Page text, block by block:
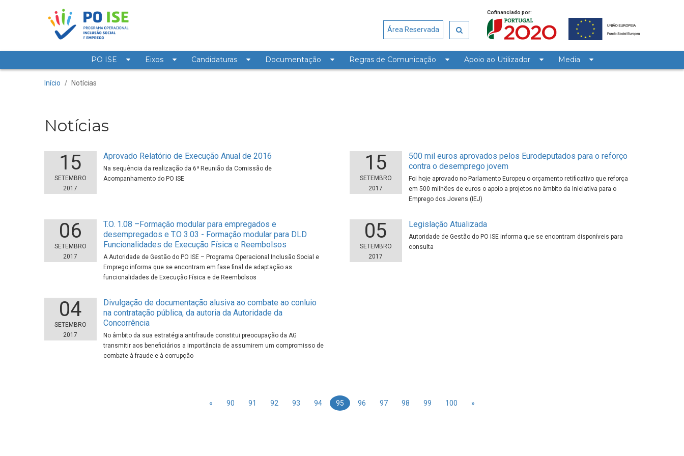
Saltar para o conteúdo
Notícias
Cofinanciado por:
Área Reservada
PO ISE Eixos Candidaturas Documentação Regras de Comunicação Apoio ao Utilizador Media
Início / Notícias
Notícias
15
SETEMBRO
2017
Aprovado Relatório de Execução Anual de 2016
Na sequência da realização da 6ª Reunião da Comissão de
Acompanhamento do PO ISE
15
SETEMBRO
2017
500 mil euros aprovados pelos Eurodeputados para o reforço
contra o desemprego jovem
Foi hoje aprovado no Parlamento Europeu o orçamento retificativo que reforça
em 500 milhões de euros o apoio a projetos no âmbito da Iniciativa para o
Emprego dos Jovens (IEJ)
06
SETEMBRO
2017
T.O. 1.08 –Formação modular para empregados e
desempregados e T.O 3.03 - Formação modular para DLD
Funcionalidades de Execução Física e Reembolsos
A Autoridade de Gestão do PO ISE – Programa Operacional Inclusão Social e
Emprego informa que se encontram em fase final de adaptação as
funcionalidades de Execução Física e de Reembolsos
05
SETEMBRO
2017
Legislação Atualizada
Autoridade de Gestão do PO ISE informa que se encontram disponíveis para
consulta
04
SETEMBRO
2017
Divulgação de documentação alusiva ao combate ao conluio
na contratação pública, da autoria da Autoridade da
Concorrência
No âmbito da sua estratégia antifraude constitui preocupação da AG
transmitir aos beneficiários a importância de assumirem um compromisso de
combate à fraude e à corrupção
« 90 91 92 93 94 95 96 97 98 99 100 »